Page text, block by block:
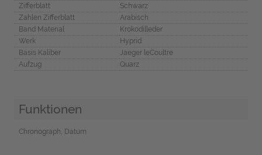
Zifferblatt
Schwarz
Zahlen Zifferblatt
Arabisch
Band Material
Krokodilleder
Werk
Hyprid
Basis Kaliber
Jaeger leCoultre
Aufzug
Quarz
Funktionen
Chronograph, Datum